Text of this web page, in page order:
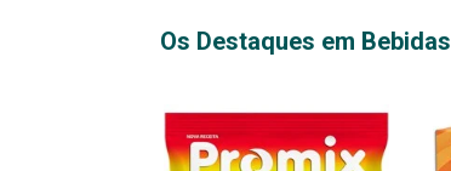
Os Destaques em Bebidas